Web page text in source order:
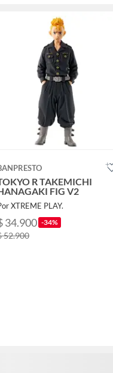
R TAKEMICHI
FIG V2
XTREME PLAY.
34.900 -34%
52.900